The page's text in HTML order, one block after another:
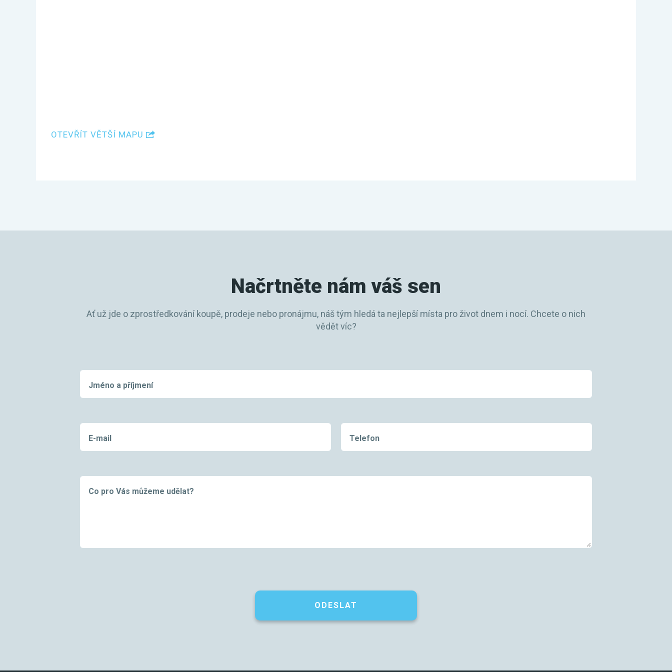
OTEVŘÍT VĚTŠÍ MAPU
Načrtněte nám váš sen
Ať už jde o zprostředkování koupě, prodeje nebo pronájmu, náš tým hledá ta nejlepší místa pro život dnem i nocí. Chcete o nich
vědět víc?
Jméno a příjmení
E-mail Telefon
Co pro Vás můžeme udělat?
ODESLAT